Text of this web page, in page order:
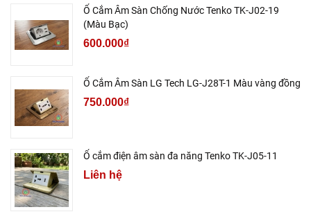
Ổ Cắm Âm Sàn Chống Nước Tenko TK-J02-19
(Màu Bạc)
600.000₫
Ổ Cắm Âm Sàn LG Tech LG-J28T-1 Màu vàng đồng
750.000₫
Ổ cắm điện âm sàn đa năng Tenko TK-J05-11
Liên hệ